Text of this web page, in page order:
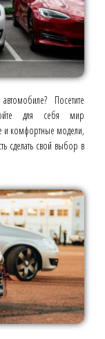
Посетите
для себя мир
и комфортные модели,
сделать свой выбор в